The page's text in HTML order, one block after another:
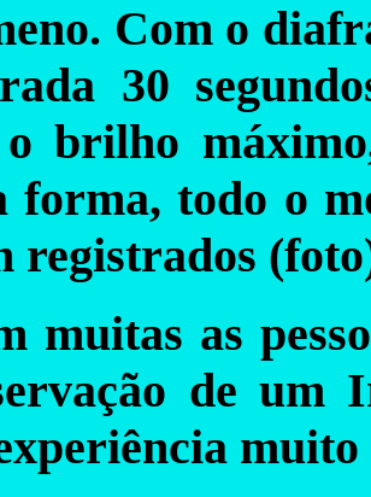
Com o
30
brilho
forma, todo o
registrados
muitas as
de um
muito